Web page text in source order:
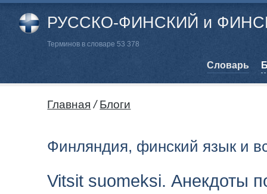
РУССКО-ФИНСКИЙ и
Терминов в словаре 53 378
Cловарь
Главная / Блоги
Финляндия, финский язык и
Vitsit suomeksi. Анекдоты